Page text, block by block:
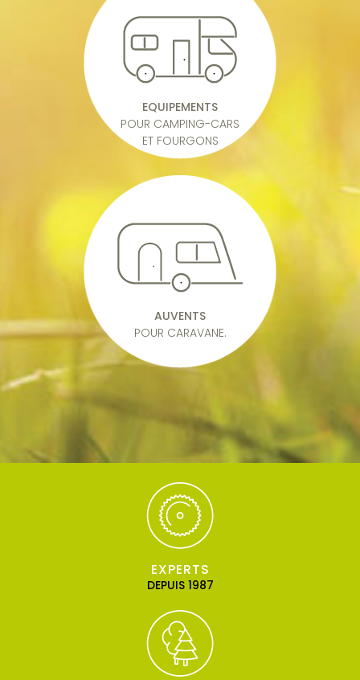
EQUIPEMENTS
POUR CAMPING-CARS
ET FOURGONS
AUVENTS
POUR CARAVANE.
EXPERTS
DEPUIS 1987